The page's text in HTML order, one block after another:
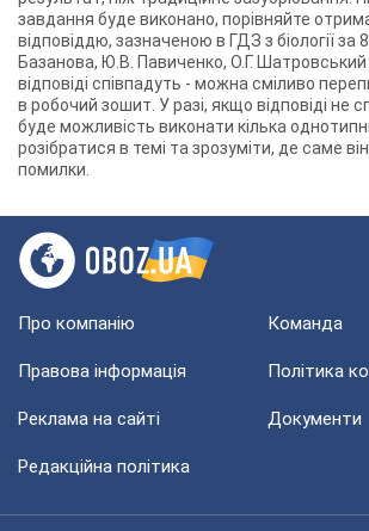
завдання буде виконано, порівняйте
відповіддю, зазначеною в ГДЗ з біології за 8
Базанова, Ю.В. Павиченко, О.Г.
відповіді співпадуть - можна сміливо
в робочий зошит. У разі, якщо відповіді не
буде можливість виконати кілька
розібратися в темі та зрозуміти, де саме
помилки.
Про компанію Команда
Правова інформація Політика
Реклама на сайті Документи
Редакційна політика